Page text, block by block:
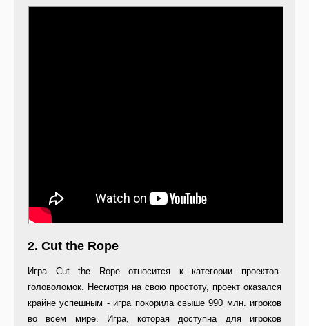
2. Cut the Rope
Игра Cut the Rope относится к категории проектов-
головоломок. Несмотря на свою простоту, проект оказался
крайне успешным - игра покорила свыше 990 млн. игроков
во всем мире. Игра, которая доступна для игроков